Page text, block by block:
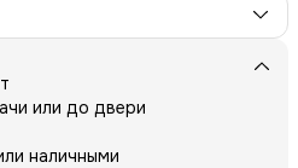
или до двери
наличными